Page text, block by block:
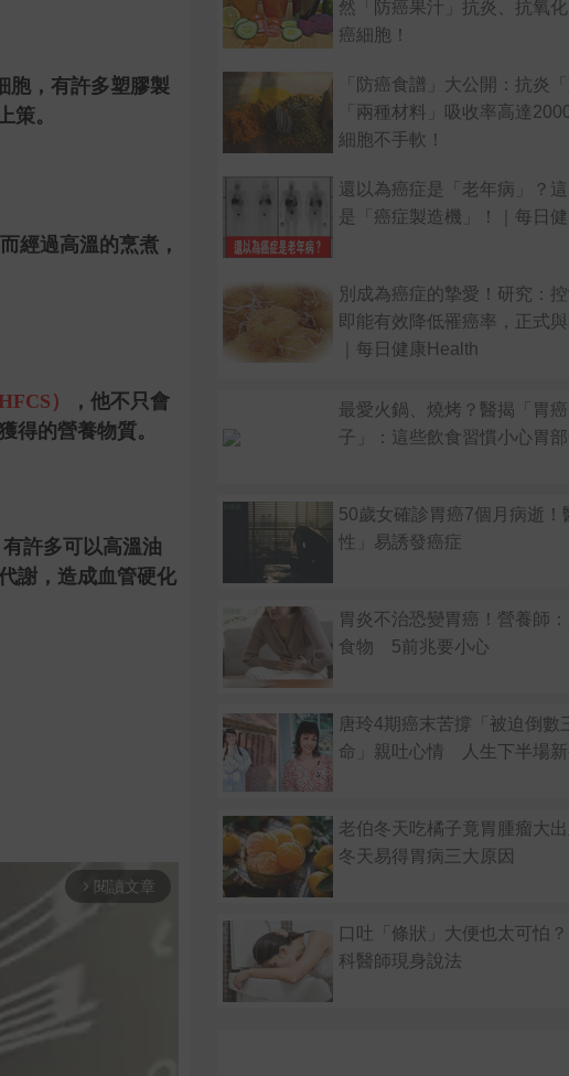
胞，有許多塑膠製
策。
經過高溫的烹煮，
）
，他不只會
得的營養物質。
許多可以高溫油
謝，造成血管硬化
arrow_forward_ios 閱讀文章
然「防癌果汁」抗炎、抗氧
癌細胞！
「防癌食譜」大公開：抗炎
「兩種材料」吸收率高達
細胞不手軟！
還以為癌症是「老年病」？
是「癌症製造機」！｜每日
別成為癌症的摯愛！研究：
即能有效降低罹癌率，正式
｜每日健康Health
最愛火鍋、燒烤？醫揭「胃
子」：這些飲食習慣小心胃
50歲女確診胃癌7個月病逝！
性」易誘發癌症
胃炎不治恐變胃癌！營養師
食物 5前兆要小心
唐玲4期癌末苦撐「被迫倒數
命」親吐心情 人生下半場
老伯冬天吃橘子竟胃腫瘤大
冬天易得胃病三大原因
口吐「條狀」大便也太可怕
科醫師現身說法